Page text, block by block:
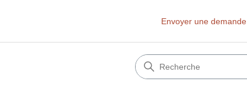
Envoyer une demande